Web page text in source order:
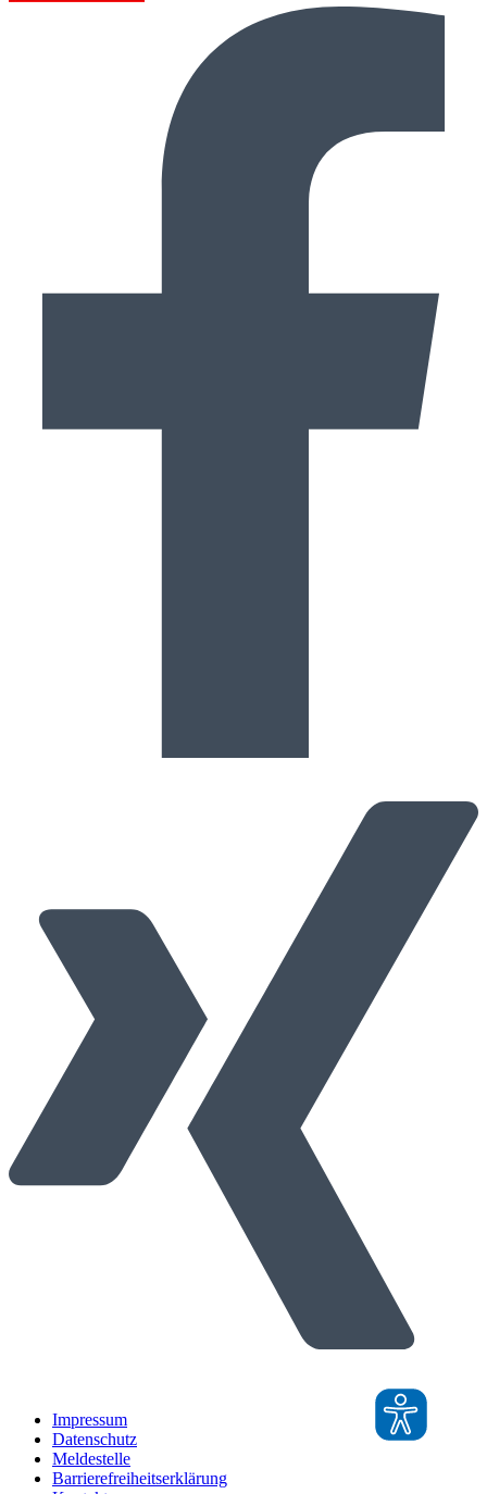
Impressum
Datenschutz
Meldestelle
Barrierefreiheitserklärung